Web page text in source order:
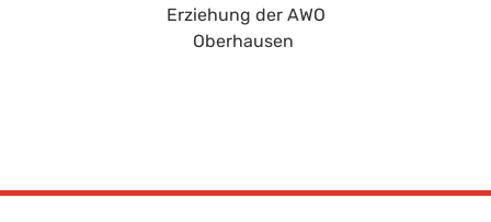
Erziehung der AWO
Oberhausen